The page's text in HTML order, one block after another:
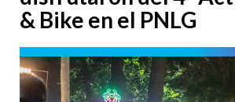
& Bike en el PNLG